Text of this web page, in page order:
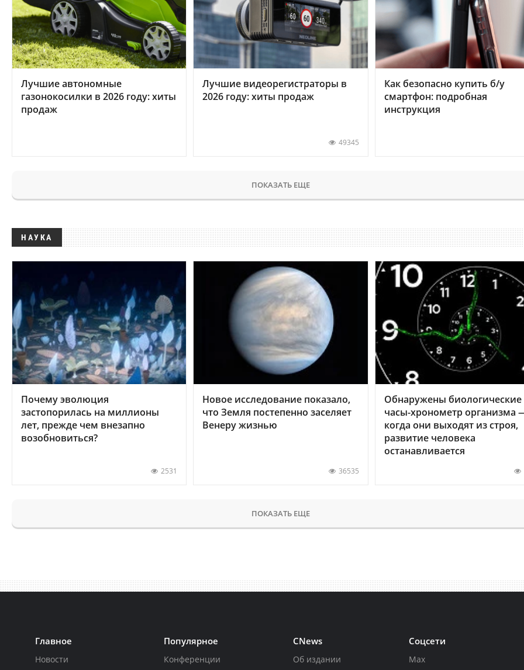
Лучшие автономные
газонокосилки в 2026 году: хиты
продаж
Лучшие видеорегистраторы в
2026 году: хиты продаж
49345
Как безопасно купить б/у
смартфон: подробная
инструкция
ПОКАЗАТЬ ЕЩЕ
НАУКА
Почему эволюция
застопорилась на миллионы
лет, прежде чем внезапно
возобновиться?
2531
Новое исследование показало,
что Земля постепенно заселяет
Венеру жизнью
36535
Обнаружены биологические
часы-хронометр организма
когда они выходят из строя,
развитие человека
останавливается
ПОКАЗАТЬ ЕЩЕ
Главное
Новости
Популярное
Конференции
CNews
Об издании
Соцсети
Max